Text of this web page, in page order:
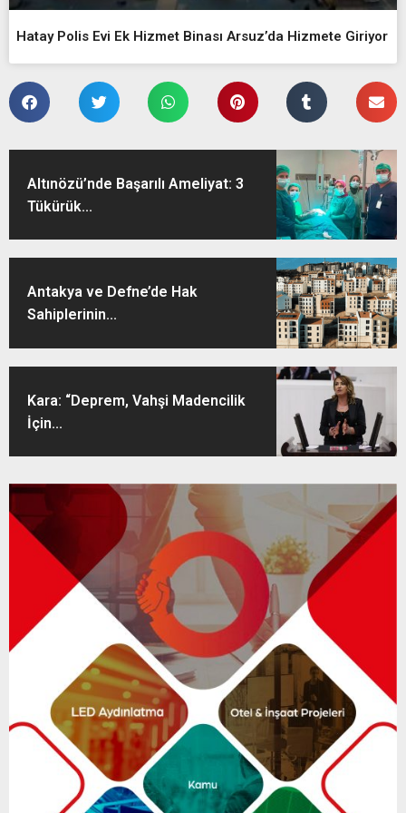
Hatay Polis Evi Ek Hizmet Binası Arsuz’da Hizmete Giriyor
Altınözü’nde Başarılı Ameliyat: 3
Tükürük...
Antakya ve Defne’de Hak
Sahiplerinin...
Kara: “Deprem, Vahşi Madencilik
İçin...